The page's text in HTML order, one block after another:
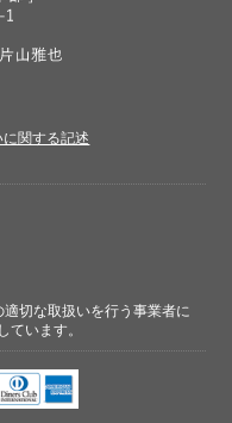
関する記述
切な取扱いを行う事業者に
ています。